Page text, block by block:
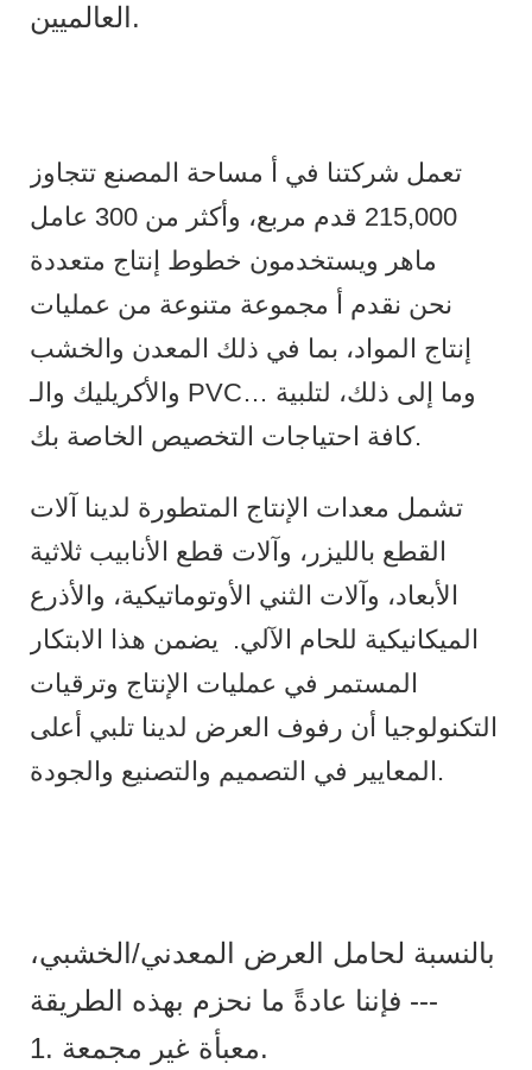
العالميين.
تعمل شركتنا في أ مساحة المصنع تتجاوز
215,000 قدم مربع، وأكثر من 300 عامل
نحن نقدم أ مجموعة متنوعة من عمليات
إنتاج المواد، بما في ذلك المعدن والخشب
والأكريليك والـ PVC… وما إلى ذلك، لتلبية
كافة احتياجات التخصيص الخاصة بك.
تشمل معدات الإنتاج المتطورة لدينا آلات
القطع بالليزر، وآلات قطع الأنابيب ثلاثية
الأبعاد، وآلات الثني الأوتوماتيكية، والأذرع
الميكانيكية للحام الآلي. يضمن هذا الابتكار
المستمر في عمليات الإنتاج وترقيات
التكنولوجيا أن رفوف العرض لدينا تلبي أعلى
المعايير في التصميم والتصنيع والجودة.
بالنسبة لحامل العرض المعدني/الخشبي،
فإننا عادةً ما نحزم بهذه الطريقة ---
1. معبأة غير مجمعة.